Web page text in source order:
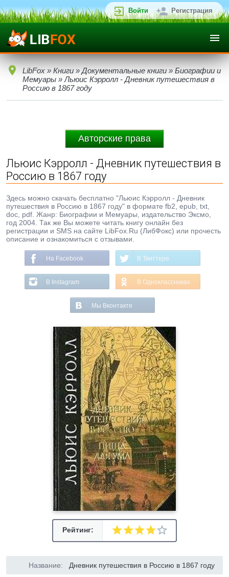
Войти Регистрация
LibFox » Книги » Документальные книги » Биографии и
Мемуары » Льюис Кэрролл - Дневник путешествия в
Россию в 1867 году
Авторские права
Льюис Кэрролл - Дневник путешествия в
Россию в 1867 году
Здесь можно скачать бесплатно "Льюис Кэрролл - Дневник
путешествия в Россию в 1867 году" в формате fb2, epub, txt,
doc, pdf. Жанр: Биографии и Мемуары, издательство Эксмо,
год 2004. Так же Вы можете читать книгу онлайн без
регистрации и SMS на сайте LibFox.Ru (ЛибФокс) или прочесть
описание и ознакомиться с отзывами.
На Facebook В Твиттере
В Instagram В Одноклассниках
Мы Вконтакте
Рейтинг:
Название: Дневник путешествия в Россию в 1867 году